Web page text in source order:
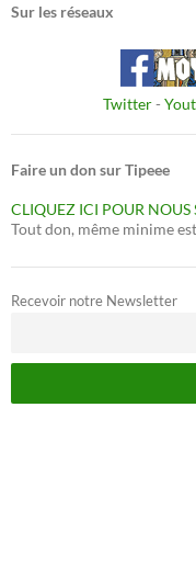
Sur les réseaux
Twitter-
Faire un don sur Tipeee
CLIQUEZ ICI POUR NOUS
Tout don, même minime
Recevoir notre Newsletter